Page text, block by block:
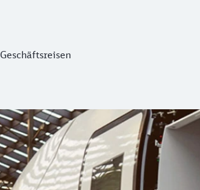
Geschäftsreisen